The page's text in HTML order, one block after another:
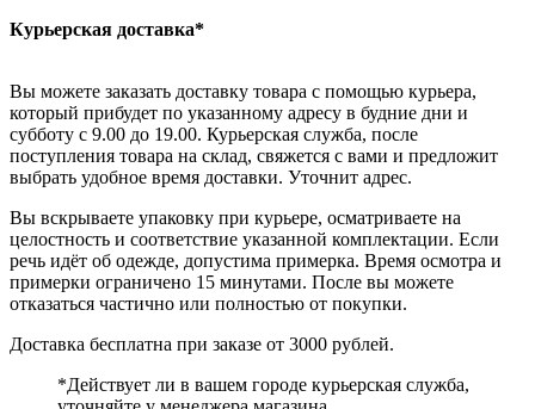
Курьерская доставка*
Вы можете заказать доставку товара с помощью курьера,
который прибудет по указанному адресу в будние дни и
субботу с 9.00 до 19.00. Курьерская служба, после
поступления товара на склад, свяжется с вами и предложит
выбрать удобное время доставки. Уточнит адрес.
Вы вскрываете упаковку при курьере, осматриваете на
целостность и соответствие указанной комплектации. Если
речь идёт об одежде, допустима примерка. Время осмотра и
примерки ограничено 15 минутами. После вы можете
отказаться частично или полностью от покупки.
Доставка бесплатна при заказе от 3000 рублей.
*Действует ли в вашем городе курьерская служба,